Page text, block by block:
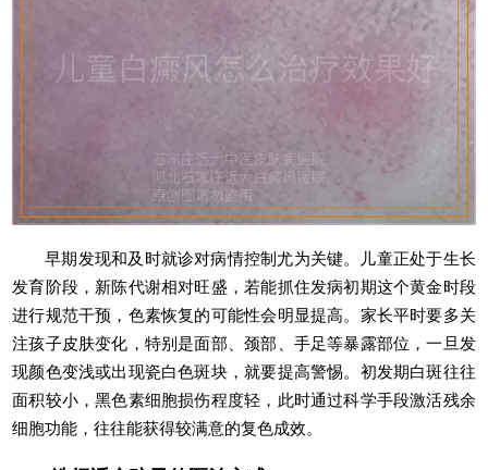
早期发现和及时就诊对病情控制尤为关键。儿童正处于生长
发育阶段，新陈代谢相对旺盛，若能抓住发病初期这个黄金时段
进行规范干预，色素恢复的可能性会明显提高。家长平时要多关
注孩子皮肤变化，特别是面部、颈部、手足等暴露部位，一旦发
现颜色变浅或出现瓷白色斑块，就要提高警惕。初发期白斑往往
面积较小，黑色素细胞损伤程度轻，此时通过科学手段激活残余
细胞功能，往往能获得较满意的复色成效。